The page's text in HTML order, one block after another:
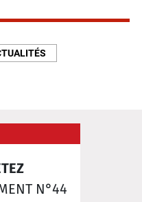
N°44